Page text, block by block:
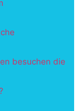
besuchen die